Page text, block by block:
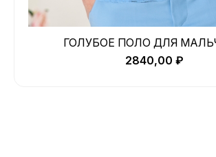
ГОЛУБОЕ ПОЛО ДЛЯ
2840,00 ₽